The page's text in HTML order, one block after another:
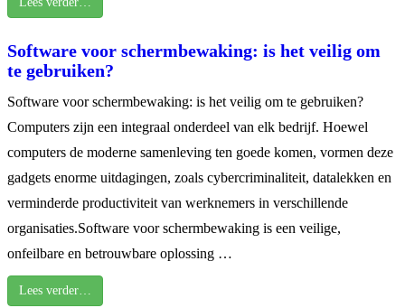
Software voor schermbewaking: is het veilig om
te gebruiken?
Software voor schermbewaking: is het veilig om te gebruiken?
Computers zijn een integraal onderdeel van elk bedrijf. Hoewel
computers de moderne samenleving ten goede komen, vormen deze
gadgets enorme uitdagingen, zoals cybercriminaliteit, datalekken en
verminderde productiviteit van werknemers in verschillende
organisaties.Software voor schermbewaking is een veilige,
onfeilbare en betrouwbare oplossing …
Lees verder…